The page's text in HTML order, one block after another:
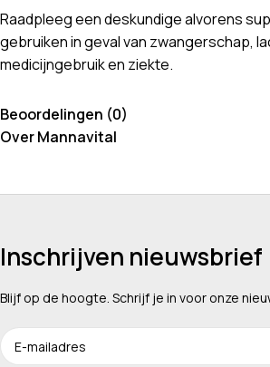
Raadpleeg een deskundige alvorens
gebruiken in geval van zwangerschap,
medicijngebruik en ziekte.
Beoordelingen (0)
Over Mannavital
Inschrijven nieuwsbrief
Blijf op de hoogte. Schrijf je in voor onze